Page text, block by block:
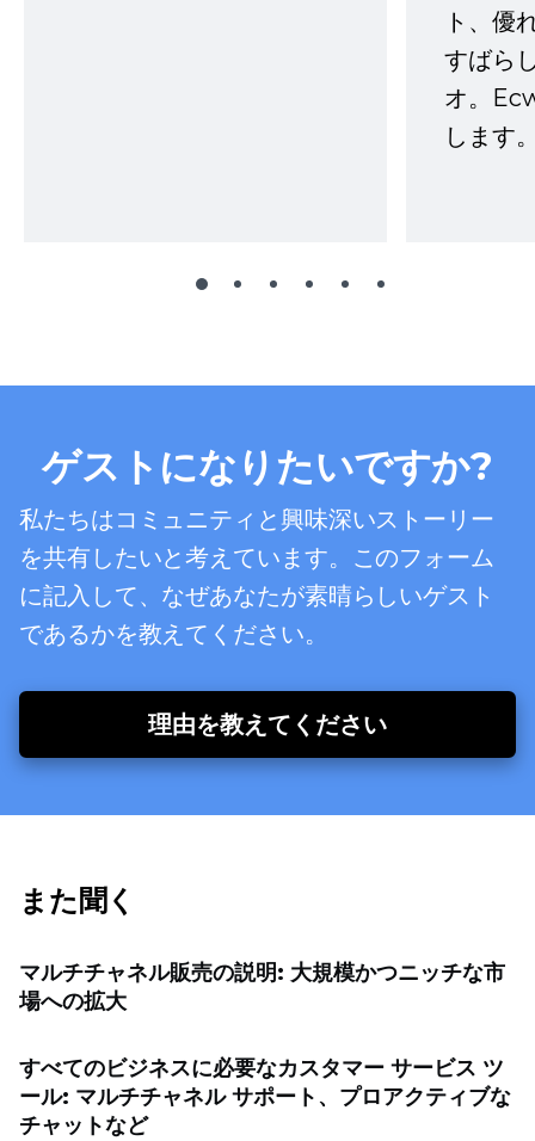
ト、優
すばら
オ。
します
ゲストになりたいですか?
私たちはコミュニティと興味深いストーリー
を共有したいと考えています。このフォーム
に記入して、なぜあなたが素晴らしいゲスト
であるかを教えてください。
理由を教えてください
また聞く
マルチチャネル販売の説明: 大規模かつニッチな市
場への拡大
すべてのビジネスに必要なカスタマー サービス ツ
ール: マルチチャネル サポート、プロアクティブな
チャットなど